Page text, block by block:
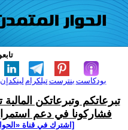
لينكدإن تيلكرامبنترست بودكاست
تبرعاتكم وتبرعاتكن
فشاركونا في دعم
[اشترك في قناة